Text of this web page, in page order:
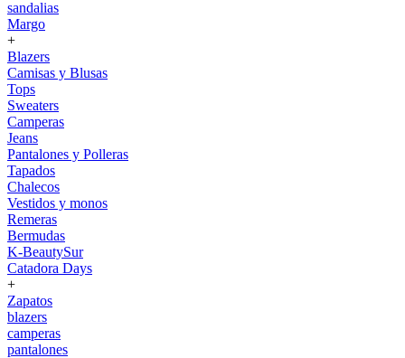
sandalias
Margo
+
Blazers
Camisas y Blusas
Tops
Sweaters
Camperas
Jeans
Pantalones y Polleras
Tapados
Chalecos
Vestidos y monos
Remeras
Bermudas
K-BeautySur
Catadora Days
+
Zapatos
blazers
camperas
pantalones